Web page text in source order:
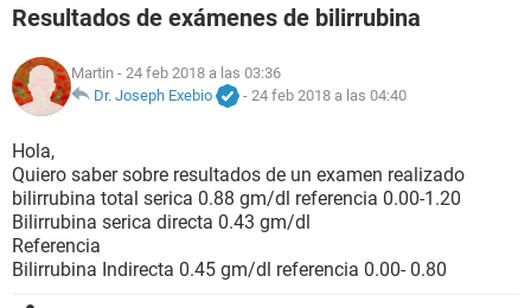
NUTRICIÓN
BIENESTAR
SEXUALIDAD
GLOSARIO
Resultados de exámenes de bilirrubina
Martin - 24 feb 2018 a las 03:36
Dr. Joseph Exebio
- 24 feb 2018 a las 04:40
Hola,
Quiero saber sobre resultados de un examen realizado
bilirrubina total serica 0.88 gm/dl referencia 0.00-1.20
Bilirrubina serica directa 0.43 gm/dl
Referencia
Bilirrubina Indirecta 0.45 gm/dl referencia 0.00- 0.80